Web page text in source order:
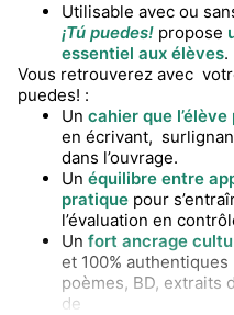
Utilisable avec ou
¡Tú puedes! propose
essentiel aux élèves.
Vous retrouverez avec
puedes! :
Un cahier que
en écrivant,
dans l’ouvrage.
Un équilibre entre
pratique pour
l’évaluation en
Un fort ancrage
et 100%
poèmes, BD, extraits
de